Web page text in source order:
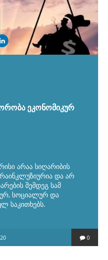
ეკონომიკურ
არაა სიღარიბის
და არ
შემდეგ სამ
სოციალურ და
საკითხებს.
0